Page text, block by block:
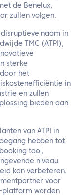
de Benelux,
zullen volgen.
naam in
TMC (ATPI),
sterke
het
in
en zullen
bieden aan
van ATPI in
hebben tot
tool,
niveau
kan verbeteren.
voor
platform worden